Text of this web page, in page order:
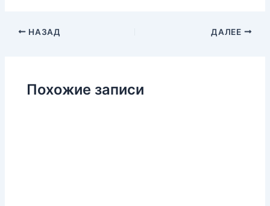
НАЗАД ДАЛЕЕ
Похожие записи